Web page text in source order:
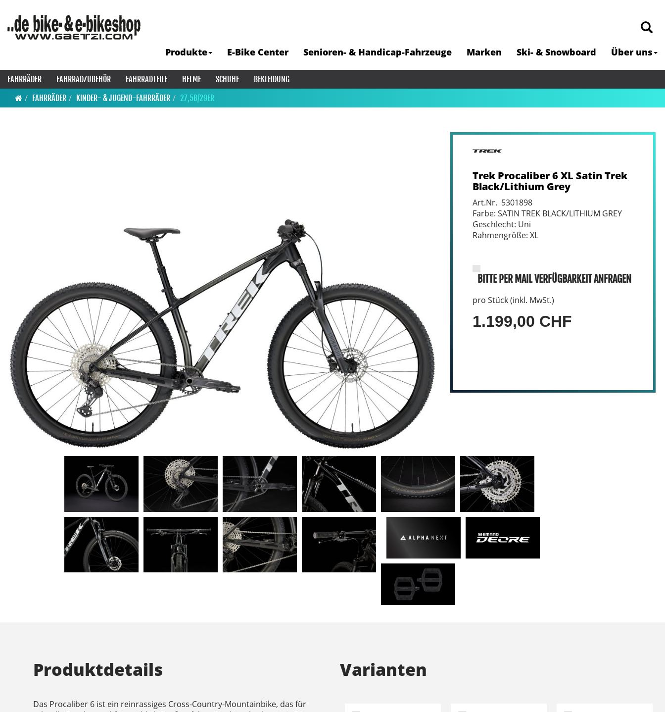
Produkte E-Bike Center Senioren- & Handicap-Fahrzeuge Marken Ski- & Snowboard Über uns
FAHRRÄDER FAHRRADZUBEHÖR FAHRRADTEILE HELME SCHUHE
BEKLEIDUNG
FAHRRÄDER
KINDER- & JUGEND-FAHRRÄDER 27,5B/29ER
Trek Procaliber 6 XL Satin Trek
Black/Lithium Grey
Art.Nr. 5301898
Farbe: SATIN TREK BLACK/LITHIUM GREY
Geschlecht: Uni
Rahmengröße: XL
BITTE PER MAIL VERFÜGBARKEIT ANFRAGEN
pro Stück (inkl. MwSt.)
1.199,00 CHF
Produktdetails
Das Procaliber 6 ist ein reinrassiges Cross-Country-Mountainbike, das für
Varianten